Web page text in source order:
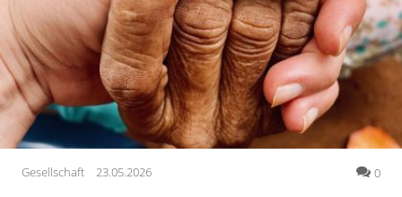
Gesundheit
Kultur
Lifestyle
Wirtschaft
Vogelsberg
Gesellschaft 23.05.2026 0